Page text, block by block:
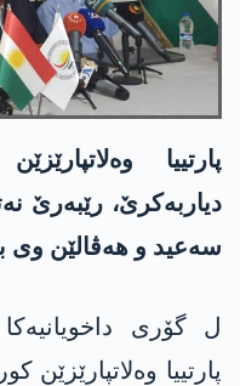
دیاربەکرێ، رێبەرێ
سەعید و ھەڤالێن وی
ل گۆری
پارتییا وەلاتپارێزێن